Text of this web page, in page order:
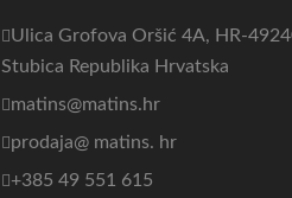
Ulica Grofova Oršić 4A, HR-
Stubica Republika Hrvatska
matins@matins.hr
prodaja@ matins. hr
+385 49 551 615